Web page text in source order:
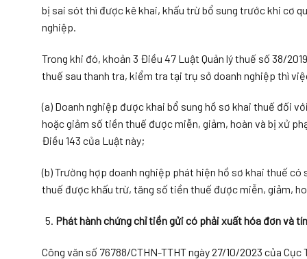
bị sai sót thì được kê khai, khấu trừ bổ sung trước khi cơ
nghiệp.
Trong khi đó, khoản 3 Điều 47 Luật Quản lý thuế số 38/
thuế sau thanh tra, kiểm tra tại trụ sở doanh nghiệp thì
(a) Doanh nghiệp được khai bổ sung hồ sơ khai thuế đối
hoặc giảm số tiền thuế được miễn, giảm, hoàn và bị xử
Điều 143 của Luật này;
(b) Trường hợp doanh nghiệp phát hiện hồ sơ khai thuế
thuế được khấu trừ, tăng số tiền thuế được miễn, giảm,
Phát hành chứng chỉ tiền gửi có phải xuất hóa đơn và
Công văn số 76788/CTHN-TTHT ngày 27/10/2023 của